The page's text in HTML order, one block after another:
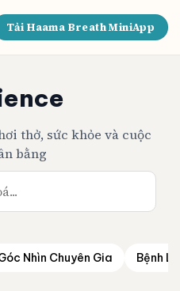
Tải Haama Breath MiniApp
thở, sức khỏe và cuộc
bằng
Nhìn Chuyên Gia Bệnh